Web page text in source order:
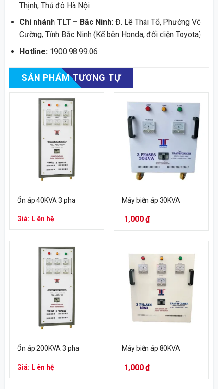
Thịnh, Thủ đô Hà Nội
Chi nhánh TLT – Bắc Ninh:Đ. Lê Thái Tổ, Phường Võ
Cường, Tỉnh Bắc Ninh (Kế bên Honda, đối diện Toyota)
Hotline: 1900.98.99.06
SẢN PHẨM TƯƠNG TỰ
Ổn áp 40KVA 3 pha
Giá: Liên hệ
Máy biến áp 30KVA
1,000 ₫
Ổn áp 200KVA 3 pha
Giá: Liên hệ
Máy biến áp 80KVA
1,000 ₫